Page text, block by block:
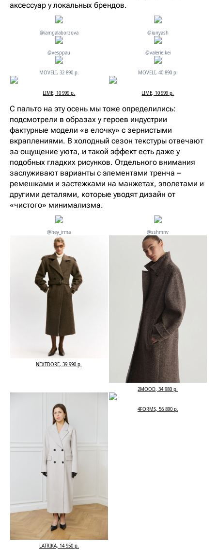
аксессуар у локальных брендов.
@iamgalaborzova @iunyash
@vesppau @valerie.kei
MOVELI, 32 890 р. MOVELI, 40 890 р.
LIME, 10 999 р. LIME, 10 999 р.
С пальто на эту осень мы тоже определились:
подсмотрели в образах у героев индустрии
фактурные модели «в елочку» с зернистыми
вкраплениями. В холодный сезон текстуры отвечают
за ощущение уюта, и такой эффект есть даже у
подобных гладких рисунков. Отдельного внимания
заслуживают варианты с элементами тренча –
ремешками и застежками на манжетах, эполетами и
другими деталями, которые уводят дизайн от
«чистого» минимализма.
@hey_irma @sshmnv
NEXTDORE, 39 990 р.
2MOOD, 34 980 р.
LATRIKA, 14 950 р.
4FORMS, 56 890 р.